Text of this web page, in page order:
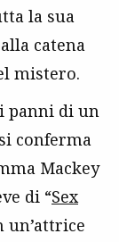
la sua
catena
mistero.
panni di un
conferma
Mackey
di “Sex
un’attrice